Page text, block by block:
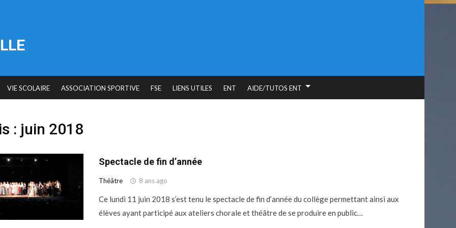
VIE SCOLAIRE ASSOCIATION SPORTIVE FSE LIENS UTILES ENT AIDE/TUTOS ENT
: juin 2018
Spectacle de fin d’année
Théâtre 8 ans ago
Ce lundi 11 juin 2018 s’est tenu le spectacle de fin d’année du collège permettant ainsi aux
élèves ayant participé aux ateliers chorale et théâtre de se produire en public…